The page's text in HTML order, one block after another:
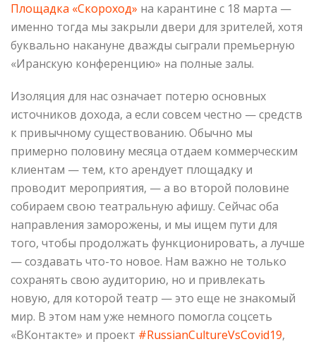
Площадка «Скороход» на карантине с 18 марта —
именно тогда мы закрыли двери для зрителей, хотя
буквально накануне дважды сыграли премьерную
«Иранскую конференцию» на полные залы.
Изоляция для нас означает потерю основных
источников дохода, а если совсем честно — средств
к привычному существованию. Обычно мы
примерно половину месяца отдаем коммерческим
клиентам — тем, кто арендует площадку и
проводит мероприятия, — а во второй половине
собираем свою театральную афишу. Сейчас оба
направления заморожены, и мы ищем пути для
того, чтобы продолжать функционировать, а лучше
— создавать что-то новое. Нам важно не только
сохранять свою аудиторию, но и привлекать
новую, для которой театр — это еще не знакомый
мир. В этом нам уже немного помогла соцсеть
«ВКонтакте» и проект #RussianCultureVsCovid19,